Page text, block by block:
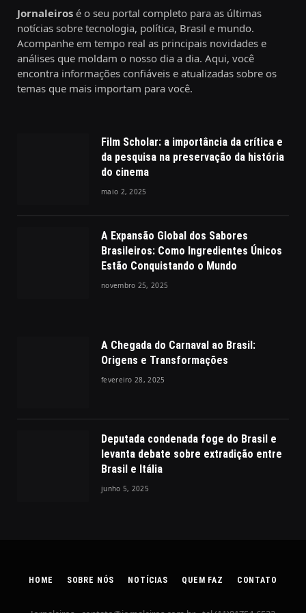
Jornaleiros é o seu portal completo para as últimas
notícias sobre tecnologia, política, Brasil e mundo.
Acompanhe em tempo real as principais novidades e
análises que moldam o nosso dia a dia. Aqui, você
encontra informações confiáveis e atualizadas sobre os
temas que mais importam para você.
Film Scholar: a importância da crítica e
da pesquisa na preservação da história
do cinema
maio 2, 2025
A Expansão Global dos Sabores
Brasileiros: Como Ingredientes Únicos
Estão Conquistando o Mundo
novembro 25, 2025
A Chegada do Carnaval ao Brasil:
Origens e Transformações
fevereiro 28, 2025
Deputada condenada foge do Brasil e
levanta debate sobre extradição entre
Brasil e Itália
junho 5, 2025
HOME SOBRE NÓS NOTÍCIAS QUEM FAZ CONTATO